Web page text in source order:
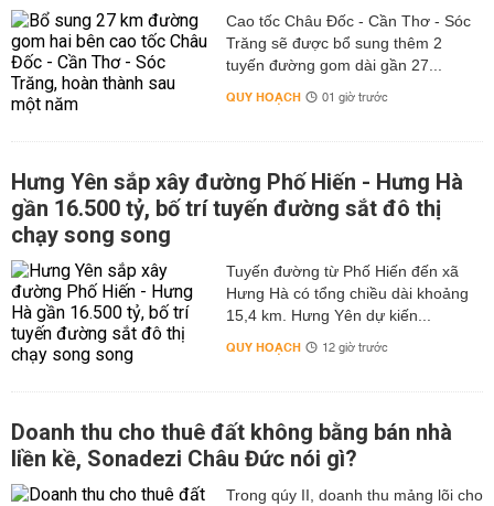
Cao tốc Châu Đốc - Cần Thơ - Sóc
Trăng sẽ được bổ sung thêm 2
tuyến đường gom dài gần 27...
QUY HOẠCH 01 giờ trước
Hưng Yên sắp xây đường Phố Hiến - Hưng Hà
gần 16.500 tỷ, bố trí tuyến đường sắt đô thị
chạy song song
Tuyến đường từ Phố Hiến đến xã
Hưng Hà có tổng chiều dài khoảng
15,4 km. Hưng Yên dự kiến...
QUY HOẠCH 12 giờ trước
Doanh thu cho thuê đất không bằng bán nhà
liền kề, Sonadezi Châu Đức nói gì?
Trong qúy II, doanh thu mảng lõi cho